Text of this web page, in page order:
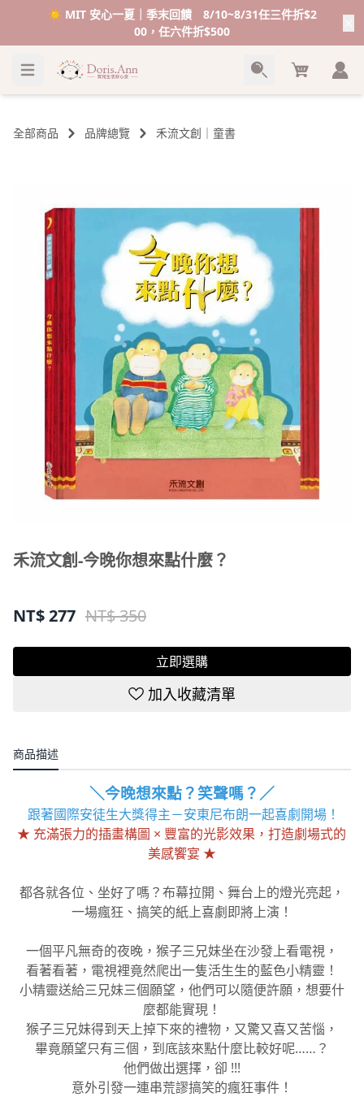
☀️ MIT 安心一夏｜季末回饋 8/10~8/31任三件折$2
00，任六件折$500
Cart
全部商品 品牌總覽 禾流文創｜童書
禾流文創-今晚你想來點什麼？
NT$277 NT$ 350
立即選購
加入收藏清單
商品描述
＼今晚想來點？笑聲嗎？／
跟著國際安徒生大獎得主－安東尼布朗一起喜劇開場！
★ 充滿張力的插畫構圖 × 豐富的光影效果，打造劇場式的
美感饗宴 ★
都各就各位、坐好了嗎？布幕拉開、舞台上的燈光亮起，
一場瘋狂、搞笑的紙上喜劇即將上演！
一個平凡無奇的夜晚，猴子三兄妹坐在沙發上看電視，
看著看著，電視裡竟然爬出一隻活生生的藍色小精靈！
小精靈送給三兄妹三個願望，他們可以隨便許願，想要什
麼都能實現！
猴子三兄妹得到天上掉下來的禮物，又驚又喜又苦惱，
畢竟願望只有三個，到底該來點什麼比較好呢……？
他們做出選擇，卻 !!!
意外引發一連串荒謬搞笑的瘋狂事件！